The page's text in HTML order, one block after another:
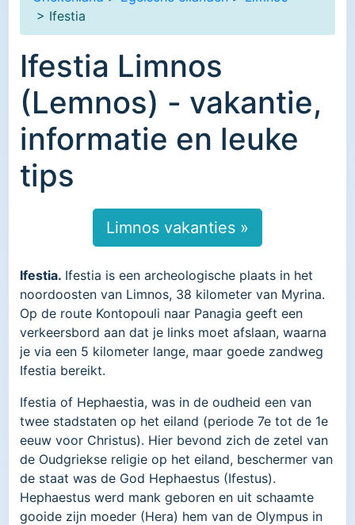
> Ifestia
Ifestia Limnos
(Lemnos) - vakantie,
informatie en leuke
tips
Limnos vakanties »
Ifestia. Ifestia is een archeologische plaats in het
noordoosten van Limnos, 38 kilometer van Myrina.
Op de route Kontopouli naar Panagia geeft een
verkeersbord aan dat je links moet afslaan, waarna
je via een 5 kilometer lange, maar goede zandweg
Ifestia bereikt.
Ifestia of Hephaestia, was in de oudheid een van
twee stadstaten op het eiland (periode 7e tot de 1e
eeuw voor Christus). Hier bevond zich de zetel van
de Oudgriekse religie op het eiland, beschermer van
de staat was de God Hephaestus (Ifestus).
Hephaestus werd mank geboren en uit schaamte
gooide zijn moeder (Hera) hem van de Olympus in